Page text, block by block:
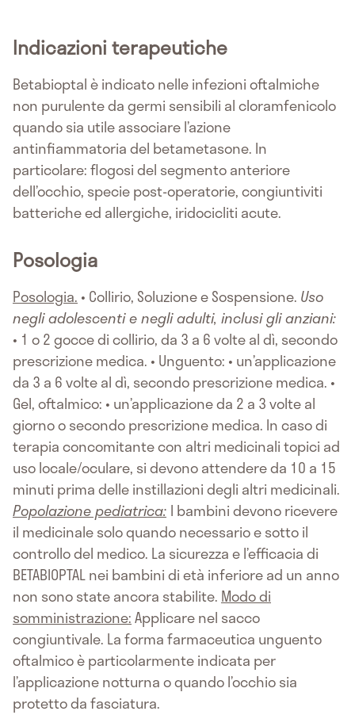
Indicazioni terapeutiche
Betabioptal è indicato nelle infezioni oftalmiche
non purulente da germi sensibili al cloramfenicolo
quando sia utile associare l’azione
antinfiammatoria del betametasone. In
particolare: flogosi del segmento anteriore
dell’occhio, specie post-operatorie, congiuntiviti
batteriche ed allergiche, iridocicliti acute.
Posologia
Posologia. • Collirio, Soluzione e Sospensione. Uso
negli adolescenti e negli adulti, inclusi gli anziani:
• 1 o 2 gocce di collirio, da 3 a 6 volte al dì, secondo
prescrizione medica. • Unguento: • un’applicazione
da 3 a 6 volte al dì, secondo prescrizione medica. •
Gel, oftalmico: • un’applicazione da 2 a 3 volte al
giorno o secondo prescrizione medica. In caso di
terapia concomitante con altri medicinali topici ad
uso locale/oculare, si devono attendere da 10 a 15
minuti prima delle instillazioni degli altri medicinali.
Popolazione pediatrica: I bambini devono ricevere
il medicinale solo quando necessario e sotto il
controllo del medico. La sicurezza e l’efficacia di
BETABIOPTAL nei bambini di età inferiore ad un anno
non sono state ancora stabilite. Modo di
somministrazione:Applicare nel sacco
congiuntivale. La forma farmaceutica unguento
oftalmico è particolarmente indicata per
l’applicazione notturna o quando l’occhio sia
protetto da fasciatura.